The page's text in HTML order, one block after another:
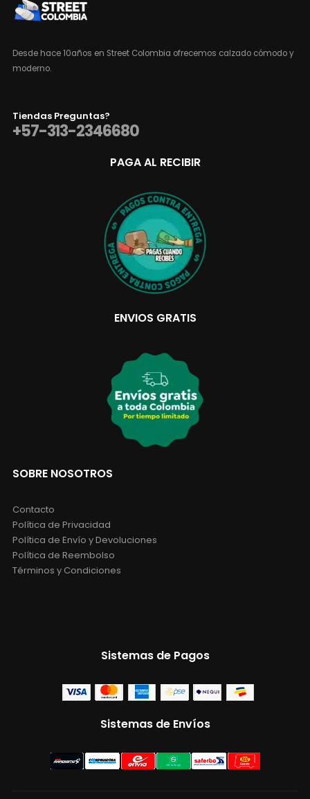
Desde hace 10años en Street Colombia ofrecemos calzado cómodo y
moderno.
Tiendas Preguntas?
+57-313-2346680
PAGA AL RECIBIR
ENVIOS GRATIS
SOBRE NOSOTROS
Contacto
Política de Privacidad
Política de Envío y Devoluciones
Política de Reembolso
Términos y Condiciones
Sistemas de Pagos
Sistemas de Envíos